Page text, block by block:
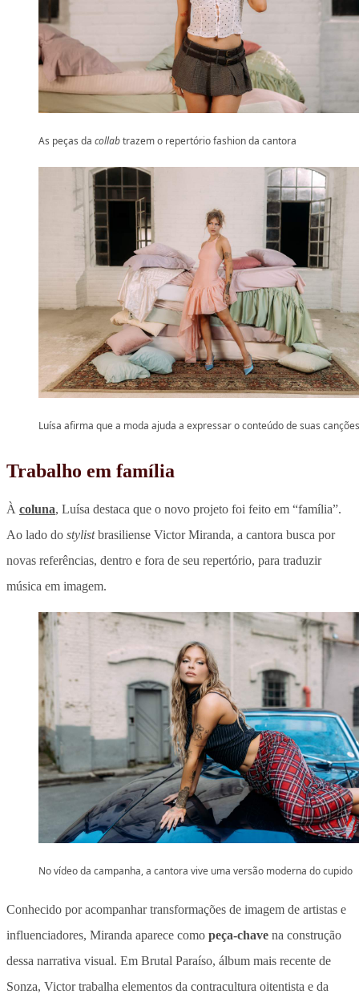
As peças da collabtrazem o repertório fashion da cantora
Luísa afirma que a moda ajuda a expressar o conteúdo de suas canções
Trabalho em família
À coluna, Luísa destaca que o novo projeto foi feito em “família”.
Ao lado do stylistbrasiliense Victor Miranda, a cantora busca por
novas referências, dentro e fora de seu repertório, para traduzir
música em imagem.
No vídeo da campanha, a cantora vive uma versão moderna do cupido
Conhecido por acompanhar transformações de imagem de artistas e
influenciadores, Miranda aparece como peça-chave na construção
dessa narrativa visual. Em Brutal Paraíso, álbum mais recente de
Sonza, Victor trabalha elementos da contracultura oitentista e da